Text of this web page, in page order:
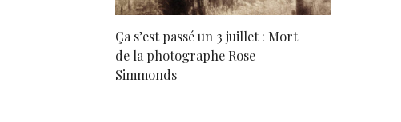
Ça s’est passé un 3 juillet : Mort
de la photographe Rose
Simmonds